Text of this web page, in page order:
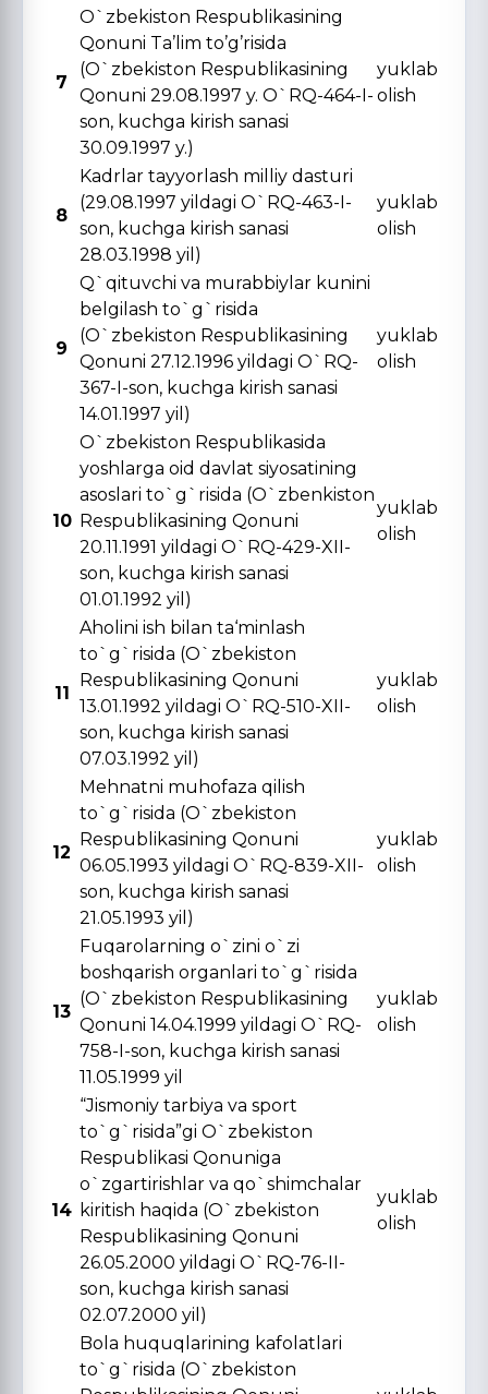
7
O`zbekiston Respublikasining
Qonuni Ta’lim to’g’risida
(O`zbekiston Respublikasining
Qonuni 29.08.1997 y. O`RQ-464-I-
son, kuchga kirish sanasi
30.09.1997 y.)
yuklab
olish
8
Kadrlar tayyorlash milliy dasturi
(29.08.1997 yildagi O`RQ-463-I-
son, kuchga kirish sanasi
28.03.1998 yil)
yuklab
olish
9
Q`qituvchi va murabbiylar kunini
belgilash to`g`risida
(O`zbekiston Respublikasining
Qonuni 27.12.1996 yildagi O`RQ-
367-I-son, kuchga kirish sanasi
14.01.1997 yil)
yuklab
olish
10
O`zbekiston Respublikasida
yoshlarga oid davlat siyosatining
asoslari to`g`risida (O`zbenkiston
Respublikasining Qonuni
20.11.1991 yildagi O`RQ-429-XII-
son, kuchga kirish sanasi
01.01.1992 yil)
yuklab
olish
11
Aholini ish bilan ta‘minlash
to`g`risida (O`zbekiston
Respublikasining Qonuni
13.01.1992 yildagi O`RQ-510-XII-
son, kuchga kirish sanasi
07.03.1992 yil)
yuklab
olish
12
Mehnatni muhofaza qilish
to`g`risida (O`zbekiston
Respublikasining Qonuni
06.05.1993 yildagi O`RQ-839-XII-
son, kuchga kirish sanasi
21.05.1993 yil)
yuklab
olish
13
Fuqarolarning o`zini o`zi
boshqarish organlari to`g`risida
(O`zbekiston Respublikasining
Qonuni 14.04.1999 yildagi O`RQ-
758-I-son, kuchga kirish sanasi
11.05.1999 yil
yuklab
olish
14
“Jismoniy tarbiya va sport
to`g`risida”gi O`zbekiston
Respublikasi Qonuniga
o`zgartirishlar va qo`shimchalar
kiritish haqida (O`zbekiston
Respublikasining Qonuni
26.05.2000 yildagi O`RQ-76-II-
son, kuchga kirish sanasi
02.07.2000 yil)
yuklab
olish
Bola huquqlarining kafolatlari
to`g`risida (O`zbekiston